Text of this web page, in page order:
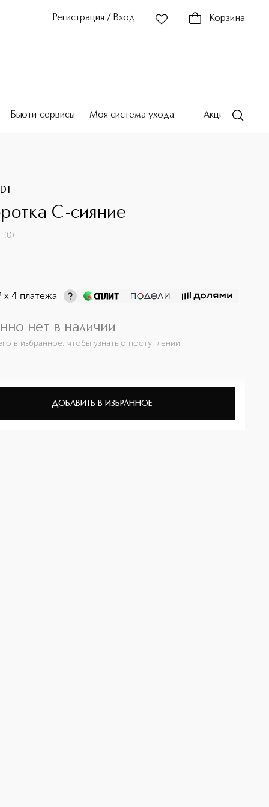
Регистрация / Вход Корзина
Бьюти-сервисы Моя система ухода Акции
С-сияние
(0)
х 4 платежа
нет в наличии
в избранное, чтобы узнать о поступлении
ДОБАВИТЬ В ИЗБРАННОЕ